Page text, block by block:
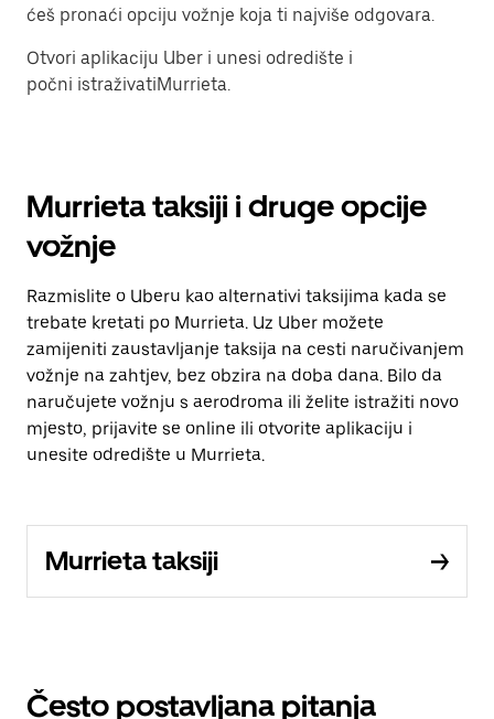
ćeš pronaći opciju vožnje koja ti najviše odgovara.
Otvori aplikaciju Uber i unesi odredište i
počni istraživatiMurrieta.
Murrieta taksiji i druge opcije
vožnje
Razmislite o Uberu kao alternativi taksijima kada se
trebate kretati po Murrieta. Uz Uber možete
zamijeniti zaustavljanje taksija na cesti naručivanjem
vožnje na zahtjev, bez obzira na doba dana. Bilo da
naručujete vožnju s aerodroma ili želite istražiti novo
mjesto, prijavite se online ili otvorite aplikaciju i
unesite odredište u Murrieta.
Murrieta taksiji
Često postavljana pitanja